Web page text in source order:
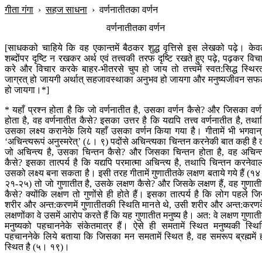
गीता गंगा ›सहज साधना ›वर्णनातीतका वर्णन
वर्णनातीतका वर्णन
[साधकको चाहिये कि वह एकान्तमें बैठकर शुद्ध वृत्तिसे इस लेखको पढ़े।
शब्दोंपर दृष्टि न रखकर अर्थ एवं तत्त्वकी तरफ दृष्टि रखते हुए पढ़े, पढ़कर
करे और विचार करके बाहर-भीतरसे चुप हो जाय तो तत्त्वमें स्वत:सिद्ध
जाग्रत् हो जायगी अर्थात् सहजावस्थाका अनुभव हो जायगा और मनुष्यजीवन
हो जायगा।*]
* यहाँ प्रश्न होता है कि जो वर्णनातीत है, उसका वर्णन कैसे? और जिसका
होता है, वह वर्णनातीत कैसे? इसका उत्तर है कि यद्यपि तत्त्व वर्णनातीत है,
उसका लक्ष्य करानेके लिये यहाँ उसका वर्णन किया गया है। गीतामें भी
‘अचिन्त्यरूपं अनुस्मरेत्’ (८। ९) पदोंसे अचिन्त्यका चिन्तन करनेकी बात कही है
जो अचिन्त्य है, उसका चिन्तन कैसे? और जिसका चिन्तन होता है, वह
कैसे? इसका तात्पर्य है कि यद्यपि परमात्मा अचिन्त्य है, तथापि चिन्तन
उसको लक्ष्य बना सकता है। इसी तरह गीतामें गुणातीतके लक्षण बताये गये हैं
२१-२५) तो जो गुणातीत है, उसके लक्षण कैसे? और जिसके लक्षण हैं, वह
कैसे? क्योंकि लक्षण तो गुणोंसे ही होते हैं। इसका तात्पर्य है कि लोग पहले
शरीर और अन्त:करणमें गुणातीतकी स्थिति मानते थे, उसी शरीर और
लक्षणोंका वे उसमें आरोप करते हैं कि यह गुणातीत मनुष्य है। अत: वे लक्षण
मनुष्यको पहचाननेके संकेतमात्र हैं। ऐसे ही समतामें स्थित मनुष्यकी
पहचाननेके लिये बताया कि जिसका मन समतामें स्थित है, वह समरूप ब्रह्ममें
स्थित है (५। १९)।